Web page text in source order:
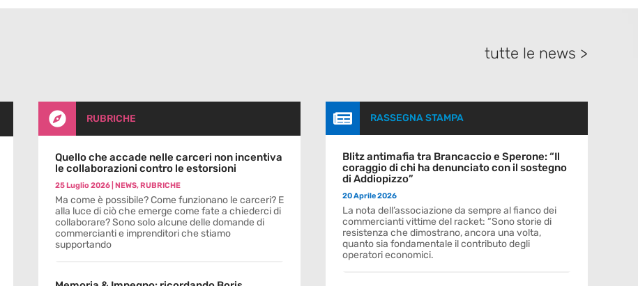
tutte le news >
 RUBRICHE
Quello che accade nelle carceri non incentiva
le collaborazioni contro le estorsioni
25 Luglio 2026| NEWS, RUBRICHE
Ma come è possibile? Come funzionano le carceri? E
alla luce di ciò che emerge come fate a chiederci di
collaborare? Sono solo alcune delle domande di
commercianti e imprenditori che stiamo
supportando
 RASSEGNA STAMPA
Blitz antimafia tra Brancaccio e Sperone: “Il
coraggio di chi ha denunciato con il sostegno
di Addiopizzo”
20 Aprile 2026
La nota dell’associazione da sempre al fianco dei
commercianti vittime del racket: “Sono storie di
resistenza che dimostrano, ancora una volta,
quanto sia fondamentale il contributo degli
operatori economici.